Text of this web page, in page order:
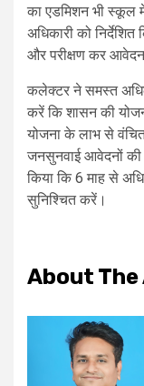
का एडमिशन भी स्कूल
अधिकारी को
और परीक्षण कर
कलेक्टर ने समस्त
करें कि शासन की
योजना के लाभ से
जनसुनवाई आवेदनों की
किया कि 6 माह से
सुनिश्चित करें।
About